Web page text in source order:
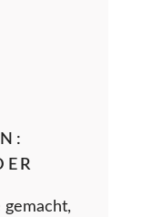
gemacht,